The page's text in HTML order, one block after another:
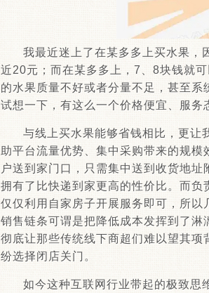
我最近迷上了在某多多上买水果，
近20元；而在某多多上，7、8块钱就
的水果质量不好或者分量不足，甚至系
试想一下，有这么一个价格便宜、服
与线上买水果能够省钱相比，更让
助平台流量优势、集中采购带来的规
户送到家门口，只需集中送到收货地
拥有了比快递到家更高的性价比。而负
仅仅利用自家房子开展服务即可，所
销售链条可谓是把降低成本发挥到了淋
彻底让那些传统线下商超们难以望其
纷选择闭店关门。
如今这种互联网行业带起的极致思